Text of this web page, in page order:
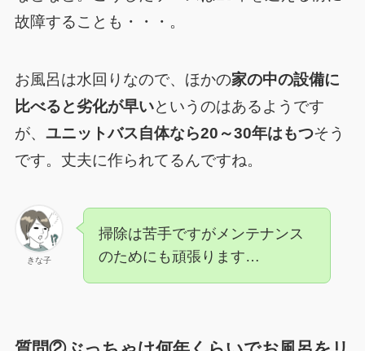
故障することも・・・。
お風呂は水回りなので、ほかの家の中の設備に
比べると劣化が早いというのはあるようです
が、 ユニットバス自体なら20～30年はもつそう
です。丈夫に作られてるんですね。
きな子
掃除は苦手ですがメンテナンス
のためにも頑張ります…